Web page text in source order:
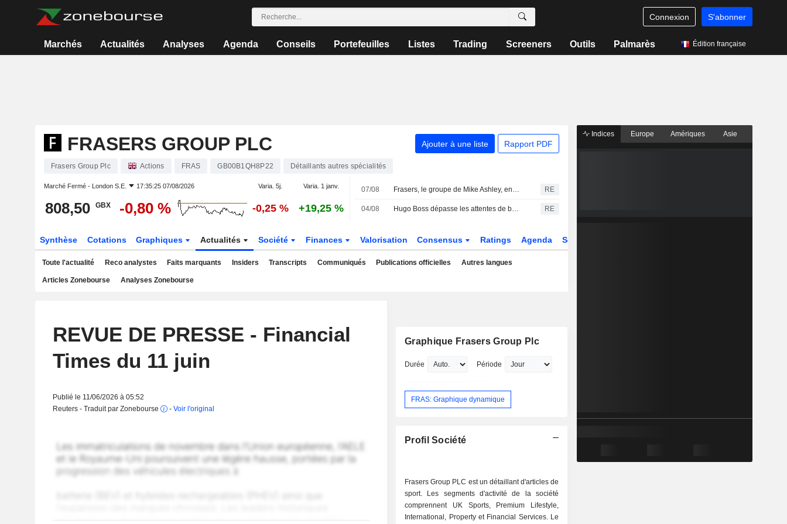
Connexion S'abonner
Marchés Actualités Analyses Agenda Conseils Portefeuilles Listes Trading Screeners Outils Palmarès Édition française
FRASERS GROUP PLC Ajouter à une liste Rapport PDF
Frasers Group Plc Actions FRAS GB00B1QH8P22 Détaillants autres spécialités
Marché Fermé - London S.E. 17:35:25 07/08/2026 Varia. 5j. Varia. 1 janv.
808,50 GBX -0,80 % -0,25 % +19,25 %
07/08 Frasers, le groupe de Mike Ashley, en pole position pour racheter Harvey Nichols, selon Sky News RE
04/08 Hugo Boss dépasse les attentes de bénéfice au deuxième trimestre et maintient ses prévisions annuelles RE
Synthèse Cotations Graphiques Actualités Société Finances Valorisation Consensus Ratings Agenda Secteur
Toute l'actualité Reco analystes Faits marquants Insiders Transcripts Communiqués Publications officielles Autres langues
Articles Zonebourse Analyses Zonebourse
REVUE DE PRESSE - Financial
Times du 11 juin
Publié le 11/06/2026 à 05:52
Reuters - Traduit par Zonebourse
- Voir l'original
Graphique Frasers Group Plc
Durée Période
FRAS: Graphique dynamique
Profil Société
Frasers Group PLC est un détaillant d'articles de
sport. Les segments d'activité de la société
comprennent UK Sports, Premium Lifestyle,
International, Property et Financial Services. Le
Indices Europe Amériques Asie